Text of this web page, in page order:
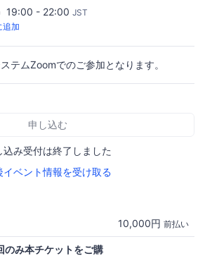
19:00 - 22:00 JST
追加
テムZoomでのご参加となります。
申し込む
込み受付は終了しました
イベント情報を受け取る
10,000円 前払い
み本チケットをご購